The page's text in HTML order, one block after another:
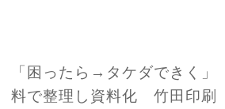
「困ったら→タケダできく
料で整理し資料化 竹田印刷